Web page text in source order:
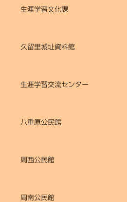
生涯学習文化課
久留里城址資料館
生涯学習交流センター
八重原公民館
周西公民館
周南公民館